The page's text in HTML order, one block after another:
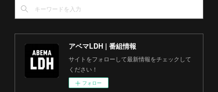
アベマLDH | 番組情報
サイトをフォローして最新情報をチェックして
ください！
フォロー